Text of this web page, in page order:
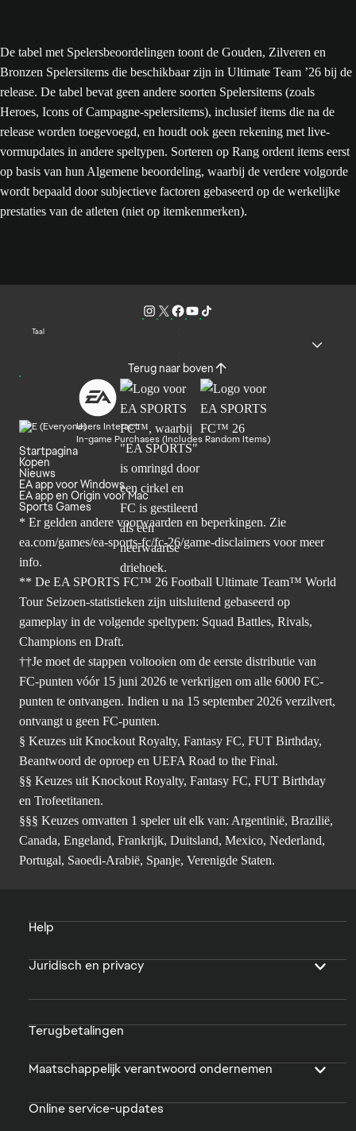
De tabel met Spelersbeoordelingen toont de Gouden, Zilveren en
Bronzen Spelersitems die beschikbaar zijn in Ultimate Team ’26 bij de
release. De tabel bevat geen andere soorten Spelersitems (zoals
Heroes, Icons of Campagne-spelersitems), inclusief items die na de
release worden toegevoegd, en houdt ook geen rekening met live-
vormupdates in andere speltypen. Sorteren op Rang ordent items eerst
op basis van hun Algemene beoordeling, waarbij de verdere volgorde
wordt bepaald door subjectieve factoren gebaseerd op de werkelijke
prestaties van de atleten (niet op itemkenmerken).
Taal
Terug naar boven
Users Interact
In-game Purchases (Includes Random Items)
Startpagina
Kopen
Nieuws
EA app voor Windows
EA app en Origin voor Mac
Sports Games
* Er gelden andere voorwaarden en beperkingen. Zie
ea.com/games/ea-sports-fc/fc-26/game-disclaimers voor meer
info.
** De EA SPORTS FC™ 26 Football Ultimate Team™ World
Tour Seizoen-statistieken zijn uitsluitend gebaseerd op
gameplay in de volgende speltypen: Squad Battles, Rivals,
Champions en Draft.
††Je moet de stappen voltooien om de eerste distributie van
FC-punten vóór 15 juni 2026 te verkrijgen om alle 6000 FC-
punten te ontvangen. Indien u na 15 september 2026 verzilvert,
ontvangt u geen FC-punten.
§ Keuzes uit Knockout Royalty, Fantasy FC, FUT Birthday,
Beantwoord de oproep en UEFA Road to the Final.
§§ Keuzes uit Knockout Royalty, Fantasy FC, FUT Birthday
en Trofeetitanen.
§§§ Keuzes omvatten 1 speler uit elk van: Argentinië, Brazilië,
Canada, Engeland, Frankrijk, Duitsland, Mexico, Nederland,
Portugal, Saoedi-Arabië, Spanje, Verenigde Staten.
Help
Juridisch en privacy
Terugbetalingen
Maatschappelijk verantwoord ondernemen
Online service-updates